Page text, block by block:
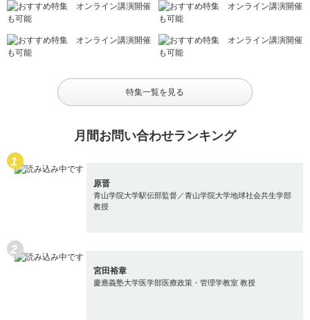
特集一覧を見る
月間お問い合わせランキング
原晋
青山学院大学駅伝部監督／青山学院大学地球社会共生学部
教授
宮田裕章
慶應義塾大学医学部医療政策・管理学教室 教授